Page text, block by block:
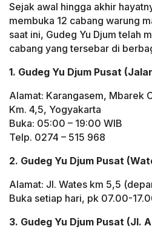
Sejak awal hingga akhir
membuka 12 cabang warung
saat ini, Gudeg Yu Djum telah
cabang yang tersebar di
1. Gudeg Yu Djum Pusat
Alamat: Karangasem, Mbarek
Km. 4,5, Yogyakarta
Buka: 05:00 – 19:00 WIB
Telp. 0274 – 515 968
2. Gudeg Yu Djum Pusat
Alamat: Jl. Wates km 5,5
Buka setiap hari, pk 07.00-
3. Gudeg Yu Djum Pusat (Jl.